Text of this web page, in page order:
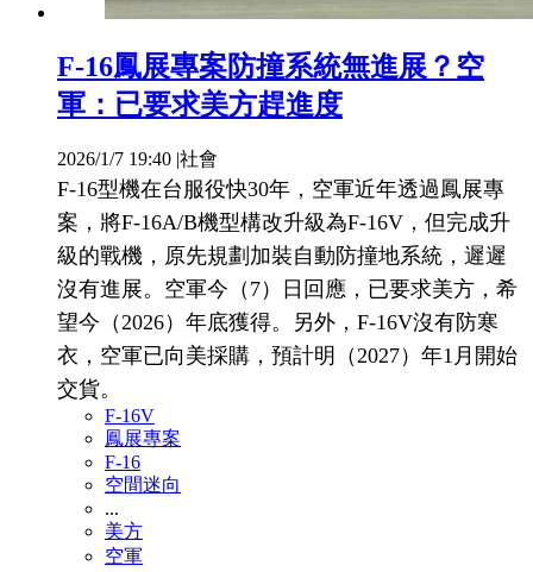
F-16鳳展專案防撞系統無進展？空
軍：已要求美方趕進度
2026/1/7 19:40 |社會
F-16型機在台服役快30年，空軍近年透過鳳展專
案，將F-16A/B機型構改升級為F-16V，但完成升
級的戰機，原先規劃加裝自動防撞地系統，遲遲
沒有進展。空軍今（7）日回應，已要求美方，希
望今（2026）年底獲得。另外，F-16V沒有防寒
衣，空軍已向美採購，預計明（2027）年1月開始
交貨。
F-16V
鳳展專案
F-16
空間迷向
...
美方
空軍